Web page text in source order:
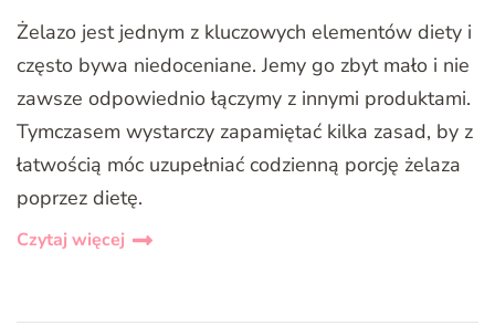
Żelazo jest jednym z kluczowych elementów diety i
często bywa niedoceniane. Jemy go zbyt mało i nie
zawsze odpowiednio łączymy z innymi produktami.
Tymczasem wystarczy zapamiętać kilka zasad, by z
łatwością móc uzupełniać codzienną porcję żelaza
poprzez dietę.
Czytaj więcej